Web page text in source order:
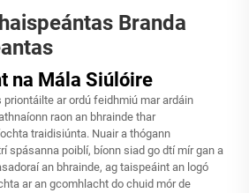
Branda
na Mála Siúlóire
priontáilte ar ordú feidhmiú mar ardáin
raon an bhrainde thar
traidisiúnta. Nuair a thógann
spásanna poiblí, bíonn siad go dtí mír gan a
an bhrainde, ag taispeáint an logó
ar an gcomhlacht do chuid mór de